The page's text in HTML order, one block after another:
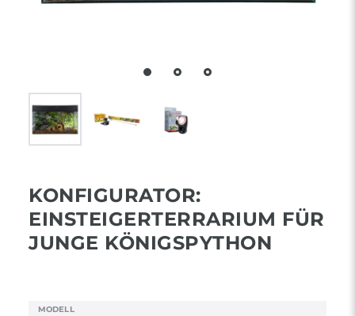
KONFIGURATOR:
EINSTEIGERTERRARIUM FÜR
JUNGE KÖNIGSPYTHON
MODELL